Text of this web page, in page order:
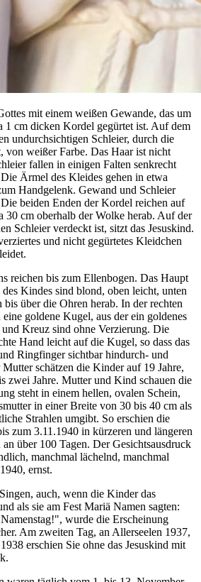
mit einem weißen Gewande, das um
1 cm dicken Kordel gegürtet ist. Auf dem
undurchsichtigen Schleier, durch die
von weißer Farbe. Das Haar ist nicht
fallen in einigen Falten senkrecht
Ärmel des Kleides gehen in etwa
Handgelenk. Gewand und Schleier
beiden Enden der Kordel reichen auf
30 cm oberhalb der Wolke herab. Auf der
Schleier verdeckt ist, sitzt das Jesuskind.
und nicht gegürtetes Kleidchen
reichen bis zum Ellenbogen. Das Haupt
Kindes sind blond, oben leicht, unten
über die Ohren herab. In der rechten
goldene Kugel, aus der ein goldenes
Kreuz sind ohne Verzierung. Die
Hand leicht auf die Kugel, so dass das
Ringfinger sichtbar hindurch- und
schätzen die Kinder auf 19 Jahre,
zwei Jahre. Mutter und Kind schauen die
steht in einem hellen, ovalen Schein,
in einer Breite von 30 bis 40 cm als
Strahlen umgibt. So erschien die
zum 3.11.1940 in kürzeren und längeren
über 100 Tagen. Der Gesichtsausdruck
manchmal lächelnd, manchmal
ernst.
auch, wenn die Kinder das
als sie am Fest Mariä Namen sagten:
wurde die Erscheinung
Am zweiten Tag, an Allerseelen 1937,
erschien Sie ohne das Jesuskind mit